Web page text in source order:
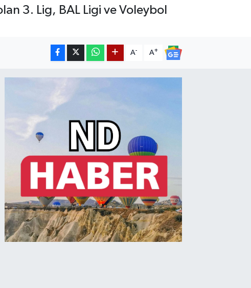
3. Lig, BAL Ligi ve Voleybol
A- A+